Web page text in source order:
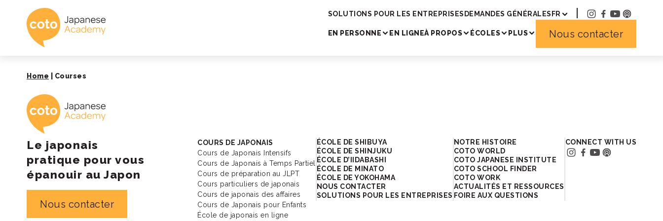
Coto Academy - École de japonais
SOLUTIONS POUR LES ENTREPRISESDEMANDES GÉNÉRALESFR
EN PERSONNE EN LIGNEÀ PROPOS ÉCOLES PLUS Nous contacter
Home Courses
Coto Academy - École de japonais
Le japonais
pratique pour vous
épanouir au Japon
Nous contacter
COURS DE JAPONAIS
Cours de Japonais Intensifs
Cours de Japonais à Temps Partiel
Cours de préparation au JLPT
Cours particuliers de japonais
Cours de japonais des affaires
Cours de Japonais pour Enfants
École de japonais en ligne
ÉCOLE DE SHIBUYA
ÉCOLE DE SHINJUKU
ÉCOLE D’IIDABASHI
ÉCOLE DE MINATO
ÉCOLE DE YOKOHAMA
NOUS CONTACTER
SOLUTIONS POUR LES ENTREPRISES
NOTRE HISTOIRE
COTO WORLD
COTO JAPANESE INSTITUTE
COTO SCHOOL FINDER
COTO WORK
ACTUALITÉS ET RESSOURCES
FOIRE AUX QUESTIONS
CONNECT WITH US